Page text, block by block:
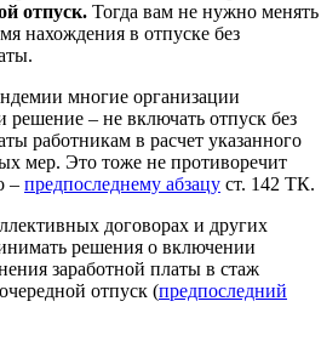
отпуск. Тогда вам не нужно менять
нахождения в отпуске без
многие организации
решение – не включать отпуск без
работникам в расчет указанного
мер. Это тоже не противоречит
– предпоследнему абзацу ст. 142 ТК.
договорах и других
решения о включении
заработной платы в стаж
отпуск (предпоследний